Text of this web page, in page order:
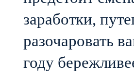
заработки,
разочаровать
году